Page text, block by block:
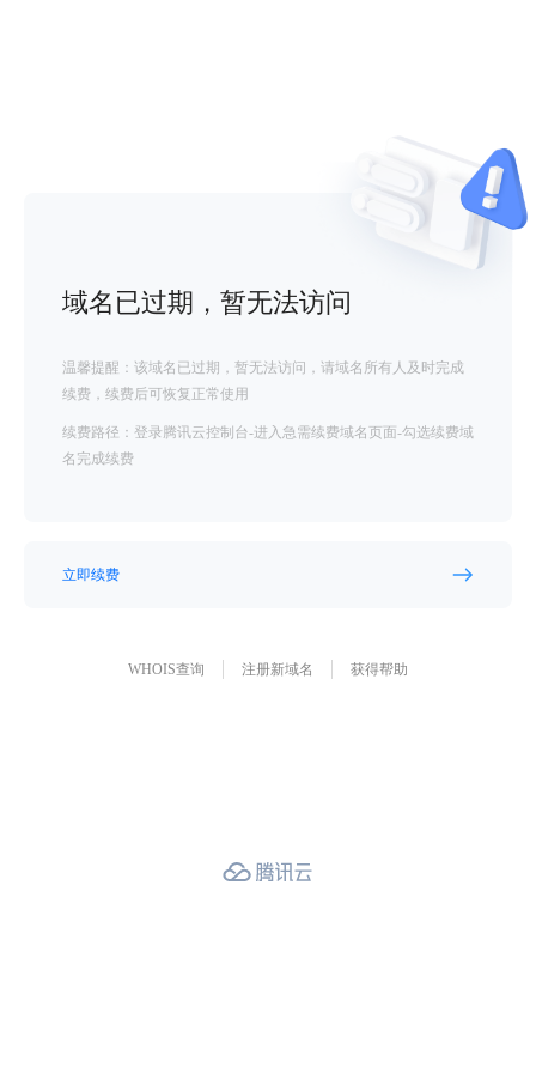
域名已过期，暂无法访问
温馨提醒：该域名已过期，暂无法访问，请域名所有人及时完成
续费，续费后可恢复正常使用
续费路径：登录腾讯云控制台-进入急需续费域名页面-勾选续费域
名完成续费
立即续费
WHOIS查询 注册新域名 获得帮助